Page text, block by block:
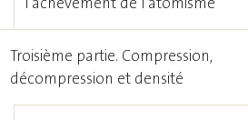
Troisième partie. Compression,
décompression et densité